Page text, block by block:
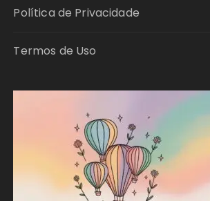
Política de Privacidade
Termos de Uso